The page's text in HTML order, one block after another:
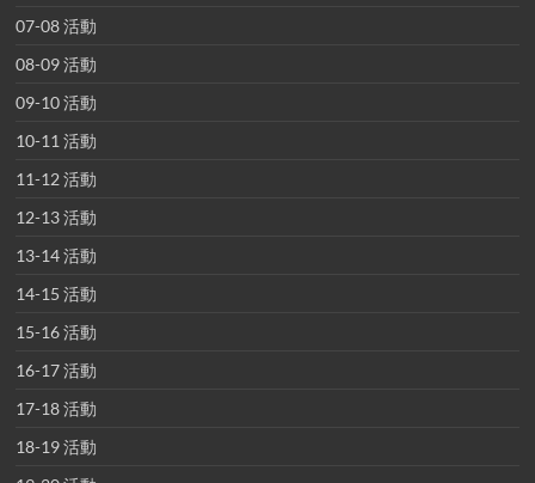
07-08 活動
08-09 活動
09-10 活動
10-11 活動
11-12 活動
12-13 活動
13-14 活動
14-15 活動
15-16 活動
16-17 活動
17-18 活動
18-19 活動